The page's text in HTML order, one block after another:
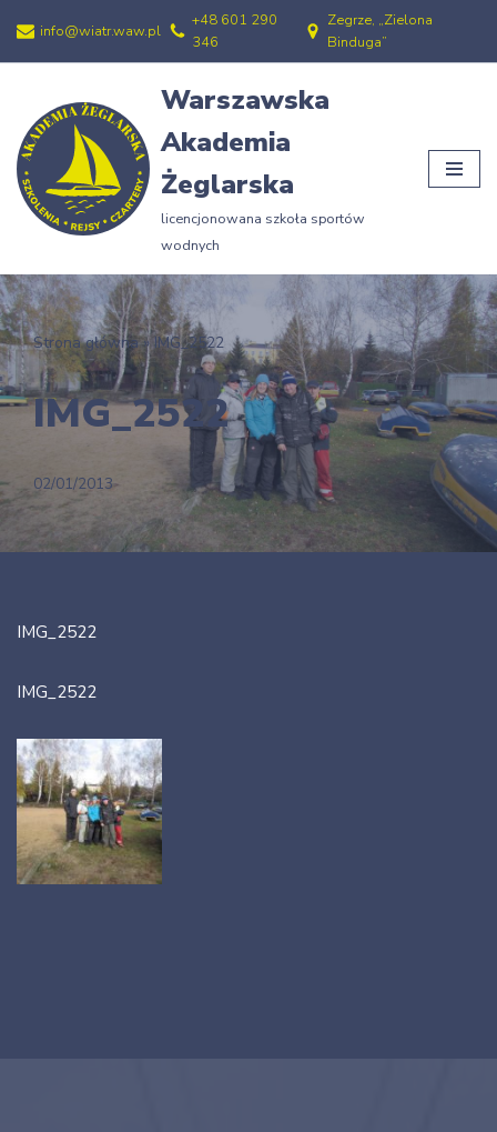
Przejdź
treści
info@wiatr.waw.pl
+48 601 290
346
Zegrze, „Zielona
Binduga”
Warszawska
Akademia
Żeglarska
licencjonowana szkoła sportów
wodnych
Strona główna»IMG_2522
IMG_2522
02/01/2013
IMG_2522
IMG_2522